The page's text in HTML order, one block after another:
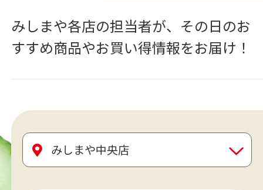
みしまや各店の担当者が、 その日のお
すすめ商品やお買い得情報をお届け！